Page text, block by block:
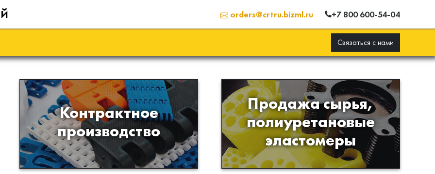
orders@crtru.bizml.ru +7 800 600-54-04
Связаться с нами
Контрактное
производство
Производство изделий из
пластиков и полимеров по
образцам либо чертежам
заказчика
Продажа сырья,
полиуретановые
эластомеры
Продажа сырья для
производства изделий из
полиуретана